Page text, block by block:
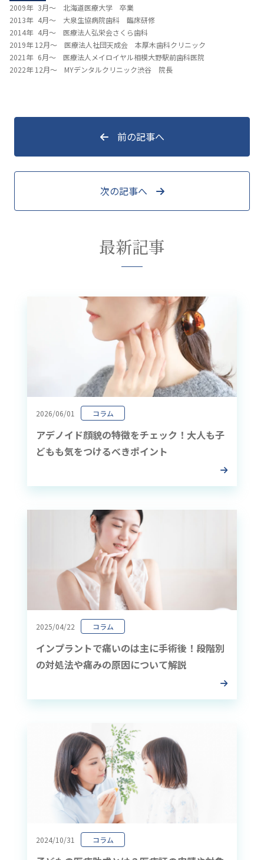
2009年 3月～ 北海道医療大学 卒業
2013年 4月～ 大泉生協病院歯科 臨床研修
2014年 4月～ 医療法人弘栄会さくら歯科
2019年 12月～ 医療法人社団天成会 本厚木歯科クリニック
2021年 6月～ 医療法人メイロイヤル相模大野駅前歯科医院
2022年 12月～ MYデンタルクリニック渋谷 院長
前の記事へ
次の記事へ
最新記事
2026/06/01 コラム
アデノイド顔貌の特徴をチェック！大人も子
どもも気をつけるべきポイント
2025/04/22 コラム
インプラントで痛いのは主に手術後！段階別
の対処法や痛みの原因について解説
2024/10/31 コラム